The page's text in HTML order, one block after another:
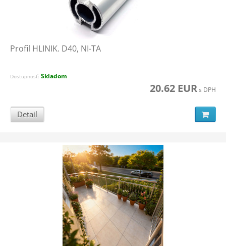
Profil HLINIK. D40, NI-TA
Dostupnosť: Skladom
20.62 EURs DPH
Detail